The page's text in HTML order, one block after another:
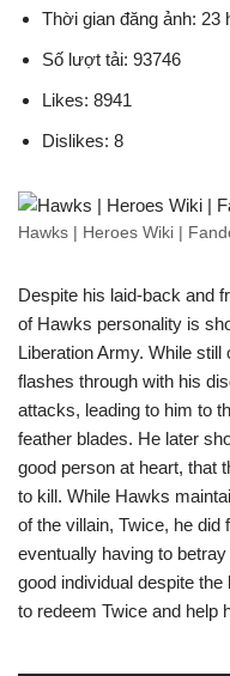
Thời gian đăng ảnh: 23
Số lượt tải: 93746
Likes: 8941
Dislikes: 8
Hawks | Heroes Wiki |
Despite his laid-back and
of Hawks personality is
Liberation Army. While
flashes through with his
attacks, leading to him to
feather blades. He later
good person at heart, that
to kill. While Hawks
of the villain, Twice, he did
eventually having to
good individual despite
to redeem Twice and help